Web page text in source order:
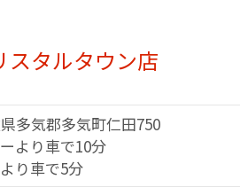
スタルタウン店
多気郡多気町仁田750
より車で10分
り車で5分